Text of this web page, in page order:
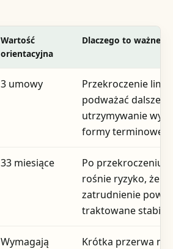
Wartość
orientacyjna
Dlaczego to ważne
3 umowy
Przekroczenie
podważać dalsze
utrzymywanie
formy terminowej
33 miesiące
Po przekroczeniu
rośnie ryzyko, że
zatrudnienie
traktowane
Wymagają
Krótka przerwa nie